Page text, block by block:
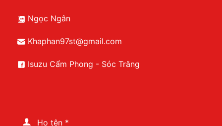
Ngọc Ngân
Khaphan97st@gmail.com
Isuzu Cẩm Phong - Sóc Trăng